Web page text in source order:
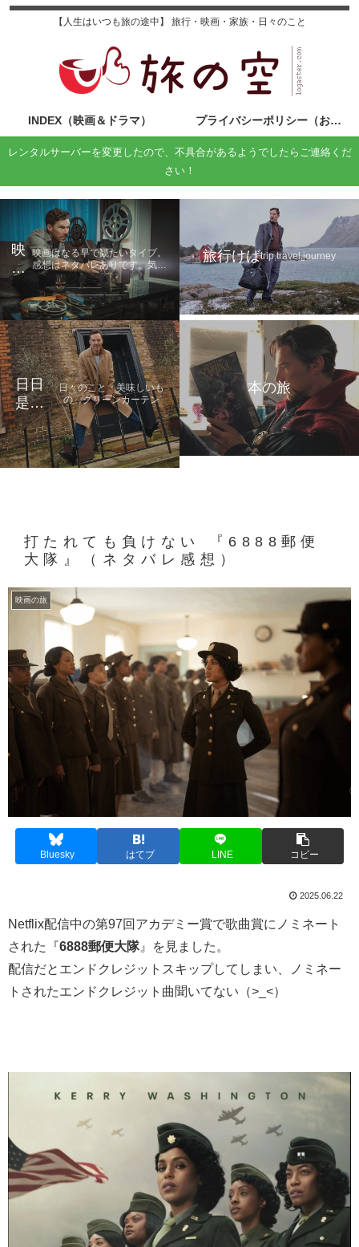
【人生はいつも旅の途中】 旅行・映画・家族・日々のこと
INDEX（映画＆ドラマ） プライバシーポリシー（お問い合わせ）
レンタルサーバーを変更したので、不具合があるようでしたらご連絡くだ
さい！
映
画
の
旅
映画はなる早で観たいタイプ。
感想はネタバレありです。気に
なる方は鑑賞後に読んでくださ
い。
旅行けばtrip,travel,journey
日日
是好
日
日々のこと 美味しいも
の グリーンカーテン
本の旅
打たれても負けない 『6888郵便
大隊』（ネタバレ感想）
映画の旅
Bluesky はてブ LINE コピー
2025.06.22
Netflix配信中の第97回アカデミー賞で歌曲賞にノミネート
された『6888郵便大隊』を見ました。
配信だとエンドクレジットスキップしてしまい、ノミネー
トされたエンドクレジット曲聞いてない（>_<）